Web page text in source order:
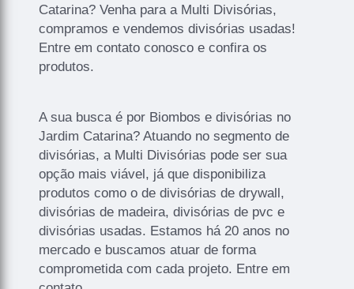
Catarina? Venha para a Multi Divisórias,
compramos e vendemos divisórias usadas!
Entre em contato conosco e confira os
produtos.
A sua busca é por Biombos e divisórias no
Jardim Catarina? Atuando no segmento de
divisórias, a Multi Divisórias pode ser sua
opção mais viável, já que disponibiliza
produtos como o de divisórias de drywall,
divisórias de madeira, divisórias de pvc e
divisórias usadas. Estamos há 20 anos no
mercado e buscamos atuar de forma
comprometida com cada projeto. Entre em